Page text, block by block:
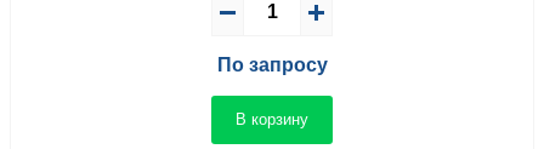
По запросу
В корзину